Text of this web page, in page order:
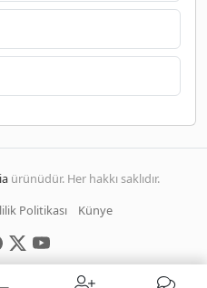
ürünüdür. Her hakkı saklıdır.
Politikası Künye